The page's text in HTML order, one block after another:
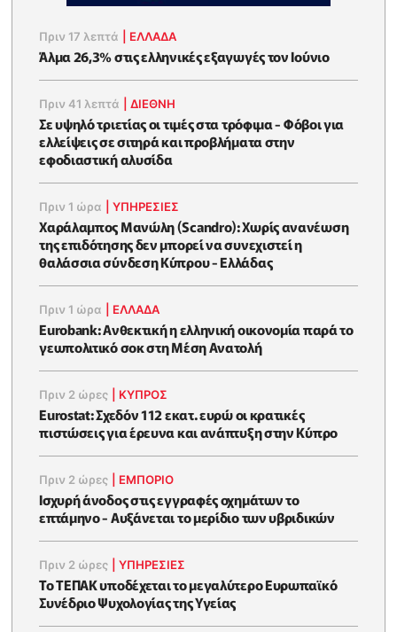
Πριν 17 λεπτά ΕΛΛΆΔΑ
Άλμα 26,3% στις ελληνικές εξαγωγές τον Ιούνιο
Πριν 41 λεπτά |ΔΙΕΘΝΗ
Σε υψηλό τριετίας οι τιμές στα τρόφιμα - Φόβοι για
ελλείψεις σε σιτηρά και προβλήματα στην
εφοδιαστική αλυσίδα
Πριν 1 ώρα |ΥΠΗΡΕΣΙΕΣ
Χαράλαμπος Μανώλη (Scandro): Χωρίς ανανέωση
της επιδότησης δεν μπορεί να συνεχιστεί η
θαλάσσια σύνδεση Κύπρου - Ελλάδας
Πριν 1 ώρα ΕΛΛΆΔΑ
Eurobank: Ανθεκτική η ελληνική οικονομία παρά το
γεωπολιτικό σοκ στη Μέση Ανατολή
Πριν 2 ώρες ΚΥΠΡΟΣ
Eurostat: Σχεδόν 112 εκατ. ευρώ οι κρατικές
πιστώσεις για έρευνα και ανάπτυξη στην Κύπρο
Πριν 2 ώρες ΕΜΠΟΡΙΟ
Ισχυρή άνοδος στις εγγραφές οχημάτων το
επτάμηνο - Αυξάνεται το μερίδιο των υβριδικών
Πριν 2 ώρες |ΥΠΗΡΕΣΙΕΣ
Το ΤΕΠΑΚ υποδέχεται το μεγαλύτερο Ευρωπαϊκό
Συνέδριο Ψυχολογίας της Υγείας